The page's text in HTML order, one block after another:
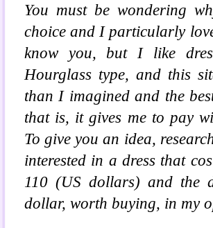
You must be wondering
choice and I particularly
know you, but I like
Hourglass type, and this
than I imagined and the
that is, it gives me to pay
To give you an idea,
interested in a dress that
110 (US dollars) and the
dollar, worth buying, in my